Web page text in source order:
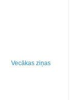
Vecākas ziņas